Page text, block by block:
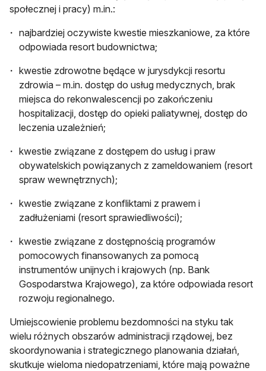
społecznej i pracy) m.in.:
najbardziej oczywiste kwestie mieszkaniowe, za które
odpowiada resort budownictwa;
kwestie zdrowotne będące w jurysdykcji resortu
zdrowia – m.in. dostęp do usług medycznych, brak
miejsca do rekonwalescencji po zakończeniu
hospitalizacji, dostęp do opieki paliatywnej, dostęp do
leczenia uzależnień;
kwestie związane z dostępem do usług i praw
obywatelskich powiązanych z zameldowaniem (resort
spraw wewnętrznych);
kwestie związane z konfliktami z prawem i
zadłużeniami (resort sprawiedliwości);
kwestie związane z dostępnością programów
pomocowych finansowanych za pomocą
instrumentów unijnych i krajowych (np. Bank
Gospodarstwa Krajowego), za które odpowiada resort
rozwoju regionalnego.
Umiejscowienie problemu bezdomności na styku tak
wielu różnych obszarów administracji rządowej, bez
skoordynowania i strategicznego planowania działań,
skutkuje wieloma niedopatrzeniami, które mają poważne